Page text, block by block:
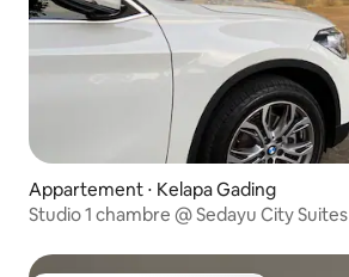
Appartement ⋅ Kelapa Gading
Studio 1 chambre @ Sedayu City Suites